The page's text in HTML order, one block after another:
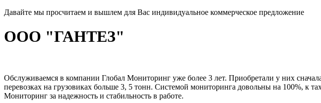
Давайте мы просчитаем и вышлем для Вас индивидуальное коммерческое предложение
ООО "ГАНТЕЗ"
Обслуживаемся в компании Глобал Мониторинг уже более 3 лет. Приобретали у них
перевозках на грузовиках больше 3, 5 тонн. Системой мониторинга довольны на 100%, к
Мониторинг за надежность и стабильность в работе.